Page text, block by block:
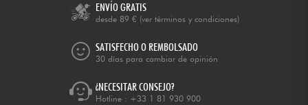
ENVÍO GRATIS
desde 89 € (ver términos y condiciones)
SATISFECHO O REMBOLSADO
30 días para cambiar de opinión
¿NECESITAR CONSEJO?
Hotline : +33 1 81 930 900